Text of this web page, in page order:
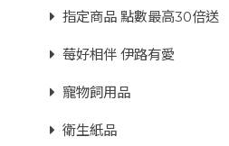
指定商品 點數最高30倍送
莓好相伴 伊路有愛
寵物飼用品
衛生紙品